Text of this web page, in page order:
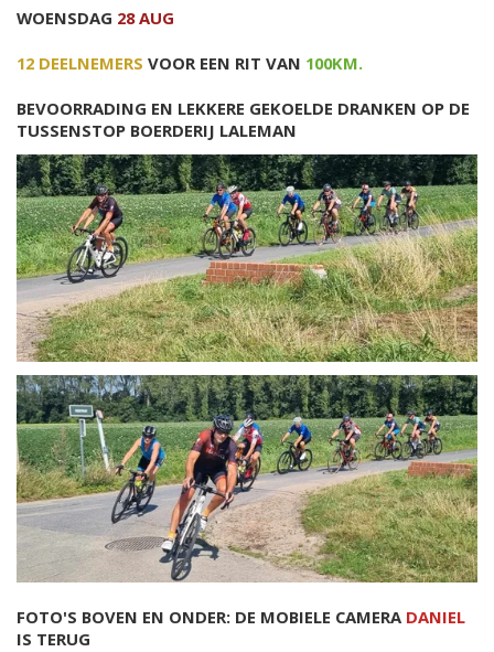
WOENSDAG 28 AUG
12 DEELNEMERS VOOR EEN RIT VAN 100KM.
BEVOORRADING EN LEKKERE GEKOELDE DRANKEN OP DE
TUSSENSTOP BOERDERIJ LALEMAN
FOTO'S BOVEN EN ONDER: DE MOBIELE CAMERA DANIEL
IS TERUG